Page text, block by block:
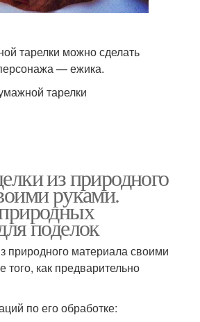
тарелки можно сделать
— ежика.
тарелки
из природного
руками.
поделок
природного материала своими
того, как предварительно
по его обработке: